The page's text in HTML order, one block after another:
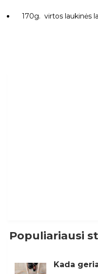
170g. virtos laukinės
Populiariausi
Kada